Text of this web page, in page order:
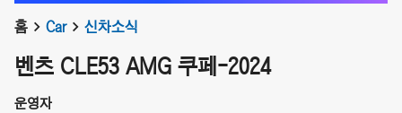
홈 Car 신차소식
벤츠 CLE53 AMG 쿠페-2024
운영자